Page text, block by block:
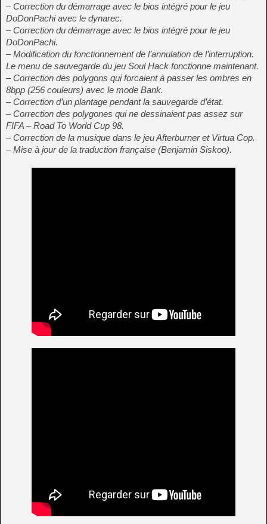
– Correction du démarrage avec le bios intégré pour le jeu
DoDonPachi avec le dynarec.
– Correction du démarrage avec le bios intégré pour le jeu
DoDonPachi.
– Modification du fonctionnement de l’annulation de l’interruption.
Le menu de sauvegarde du jeu Soul Hack fonctionne maintenant.
– Correction des polygons qui forcaient à passer les ombres en
8bpp (256 couleurs) avec le mode Bank.
– Correction d’un plantage pendant la sauvegarde d’état.
– Correction des polygones qui ne dessinaient pas assez sur
FIFA – Road To World Cup 98.
– Correction de la musique dans le jeu Afterburner et Virtua Cop.
– Mise à jour de la traduction française (Benjamin Siskoo).